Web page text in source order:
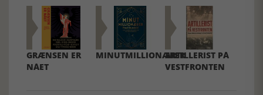
GRÆNSEN ER
NÅET
MINUTMILLIONÆRERARTILLERIST PÅ
VESTFRONTEN